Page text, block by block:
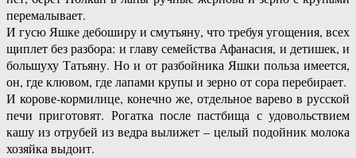
перемалывает.
И гусю Яшке дебоширу и смутьяну, что требуя угощения, всех
щиплет без разбора: и главу семейства Афанасия, и детишек, и
большуху Татьяну. Но и от разбойника Яшки польза имеется,
он, где клювом, где лапами крупы и зерно от сора перебирает.
И корове-кормилице, конечно же, отдельное варево в русской
печи приготовят. Рогатка после пастбища с удовольствием
кашу из отрубей из ведра вылижет – целый подойник молока
хозяйка выдоит.